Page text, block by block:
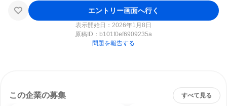
エントリー画面へ行く
表示開始日：2026年1月8日
原稿ID： b101f0ef6909235a
問題を報告する
この企業の募集 すべて見る